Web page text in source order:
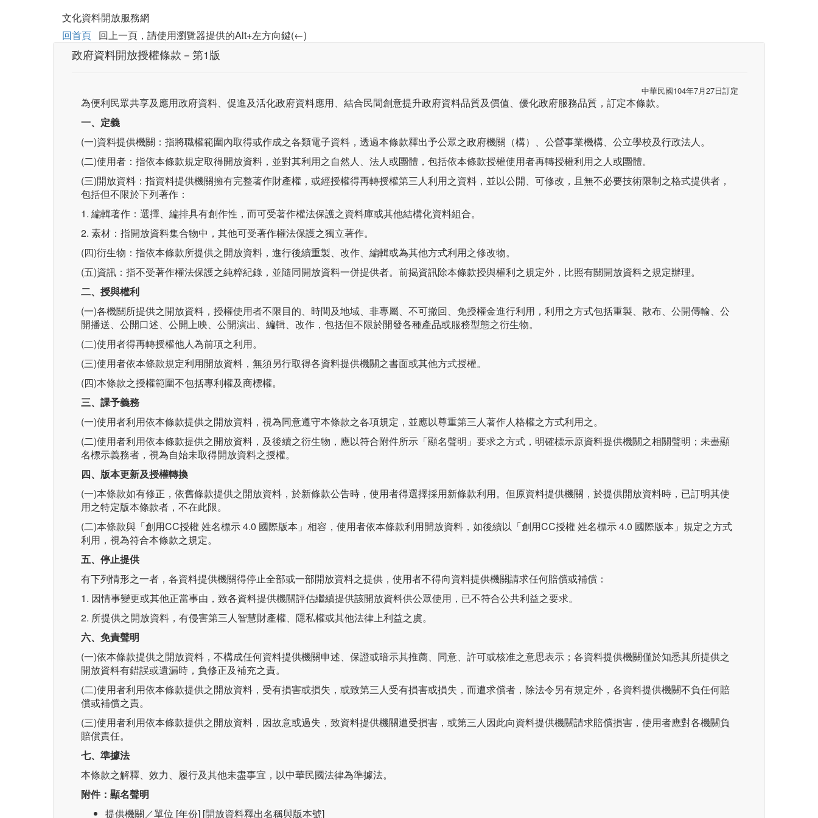
文化資料開放服務網
回首頁 回上一頁，請使用瀏覽器提供的Alt+左方向鍵(←)
政府資料開放授權條款－第1版
中華民國104年7月27日訂定
為便利民眾共享及應用政府資料、促進及活化政府資料應用、結合民間創意提升政府資料品質及價值、優化政府服務品質，訂定本條款。
一、定義
(一)資料提供機關：指將職權範圍內取得或作成之各類電子資料，透過本條款釋出予公眾之政府機關（構）、公營事業機構、公立學校及行政法人。
(二)使用者：指依本條款規定取得開放資料，並對其利用之自然人、法人或團體，包括依本條款授權使用者再轉授權利用之人或團體。
(三)開放資料：指資料提供機關擁有完整著作財產權，或經授權得再轉授權第三人利用之資料，並以公開、可修改，且無不必要技術限制之格式提供者，
包括但不限於下列著作：
1. 編輯著作：選擇、編排具有創作性，而可受著作權法保護之資料庫或其他結構化資料組合。
2. 素材：指開放資料集合物中，其他可受著作權法保護之獨立著作。
(四)衍生物：指依本條款所提供之開放資料，進行後續重製、改作、編輯或為其他方式利用之修改物。
(五)資訊：指不受著作權法保護之純粹紀錄，並隨同開放資料一併提供者。前揭資訊除本條款授與權利之規定外，比照有關開放資料之規定辦理。
二、授與權利
(一)各機關所提供之開放資料，授權使用者不限目的、時間及地域、非專屬、不可撤回、免授權金進行利用，利用之方式包括重製、散布、公開傳輸、公
開播送、公開口述、公開上映、公開演出、編輯、改作，包括但不限於開發各種產品或服務型態之衍生物。
(二)使用者得再轉授權他人為前項之利用。
(三)使用者依本條款規定利用開放資料，無須另行取得各資料提供機關之書面或其他方式授權。
(四)本條款之授權範圍不包括專利權及商標權。
三、課予義務
(一)使用者利用依本條款提供之開放資料，視為同意遵守本條款之各項規定，並應以尊重第三人著作人格權之方式利用之。
(二)使用者利用依本條款提供之開放資料，及後續之衍生物，應以符合附件所示「顯名聲明」要求之方式，明確標示原資料提供機關之相關聲明；未盡顯
名標示義務者，視為自始未取得開放資料之授權。
四、版本更新及授權轉換
(一)本條款如有修正，依舊條款提供之開放資料，於新條款公告時，使用者得選擇採用新條款利用。但原資料提供機關，於提供開放資料時，已訂明其使
用之特定版本條款者，不在此限。
(二)本條款與「創用CC授權 姓名標示 4.0 國際版本」相容，使用者依本條款利用開放資料，如後續以「創用CC授權 姓名標示 4.0 國際版本」規定之方式
利用，視為符合本條款之規定。
五、停止提供
有下列情形之一者，各資料提供機關得停止全部或一部開放資料之提供，使用者不得向資料提供機關請求任何賠償或補償：
1. 因情事變更或其他正當事由，致各資料提供機關評估繼續提供該開放資料供公眾使用，已不符合公共利益之要求。
2. 所提供之開放資料，有侵害第三人智慧財產權、隱私權或其他法律上利益之虞。
六、免責聲明
(一)依本條款提供之開放資料，不構成任何資料提供機關申述、保證或暗示其推薦、同意、許可或核准之意思表示；各資料提供機關僅於知悉其所提供之
開放資料有錯誤或遺漏時，負修正及補充之責。
(二)使用者利用依本條款提供之開放資料，受有損害或損失，或致第三人受有損害或損失，而遭求償者，除法令另有規定外，各資料提供機關不負任何賠
償或補償之責。
(三)使用者利用依本條款提供之開放資料，因故意或過失，致資料提供機關遭受損害，或第三人因此向資料提供機關請求賠償損害，使用者應對各機關負
賠償責任。
七、準據法
本條款之解釋、效力、履行及其他未盡事宜，以中華民國法律為準據法。
附件：顯名聲明
提供機關／單位 [年份] [開放資料釋出名稱與版本號]